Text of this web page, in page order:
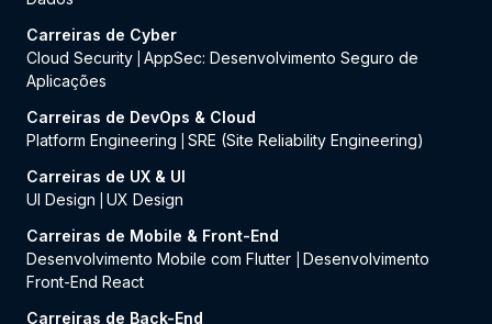
Carreiras de Cyber
Cloud Security AppSec: Desenvolvimento Seguro de
Aplicações
Carreiras de DevOps & Cloud
Platform Engineering
SRE (Site Reliability Engineering)
Carreiras de UX & UI
UI Design
UX Design
Carreiras de Mobile & Front-End
Desenvolvimento Mobile com Flutter
Desenvolvimento
Front-End React
Carreiras de Back-End